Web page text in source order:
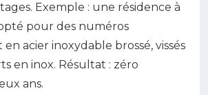
Exemple : une résidence à
pour des numéros
acier inoxydable brossé, vissés
en inox. Résultat : zéro
ans.